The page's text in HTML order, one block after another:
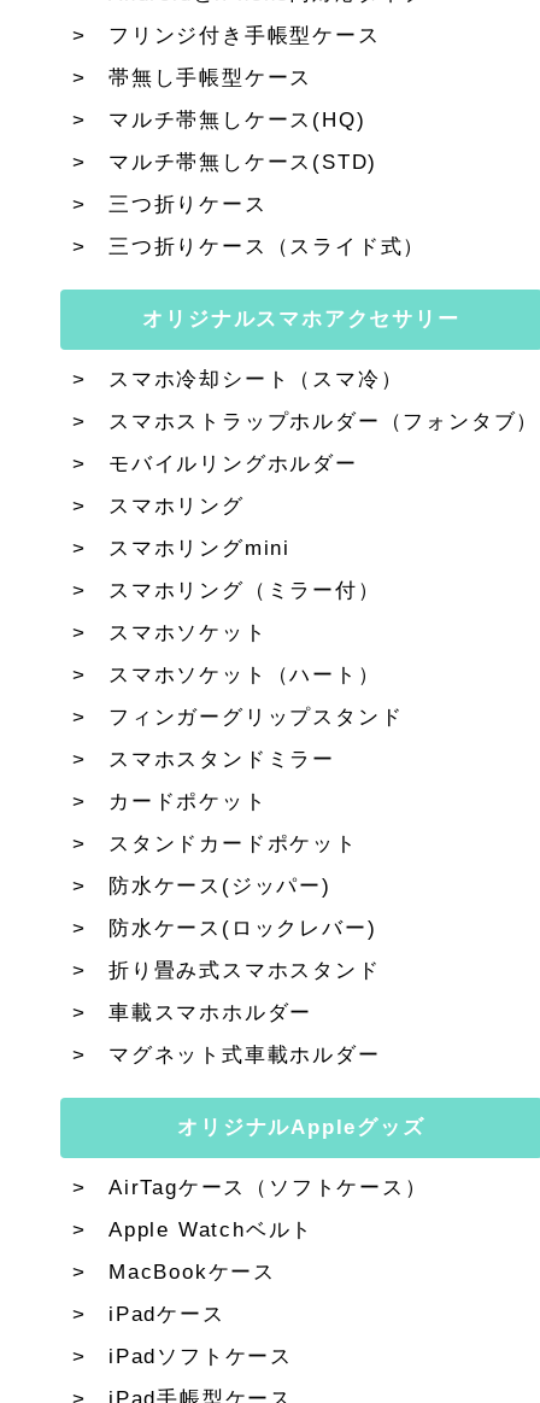
フリンジ付き手帳型ケース
帯無し手帳型ケース
マルチ帯無しケース(HQ)
マルチ帯無しケース(STD)
三つ折りケース
三つ折りケース（スライド式）
オリジナルスマホアクセサリー
スマホ冷却シート（スマ冷）
スマホストラップホルダー（フォンタブ）
モバイルリングホルダー
スマホリング
スマホリングmini
スマホリング（ミラー付）
スマホソケット
スマホソケット（ハート）
フィンガーグリップスタンド
スマホスタンドミラー
カードポケット
スタンドカードポケット
防水ケース(ジッパー)
防水ケース(ロックレバー)
折り畳み式スマホスタンド
車載スマホホルダー
マグネット式車載ホルダー
オリジナルAppleグッズ
AirTagケース（ソフトケース）
Apple Watchベルト
MacBookケース
iPadケース
iPadソフトケース